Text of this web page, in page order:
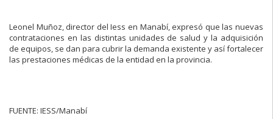
Leonel Muñoz, director del Iess en Manabí, expresó que las nuevas
contrataciones en las distintas unidades de salud y la adquisición
de equipos, se dan para cubrir la demanda existente y así fortalecer
las prestaciones médicas de la entidad en la provincia.
FUENTE: IESS/Manabí